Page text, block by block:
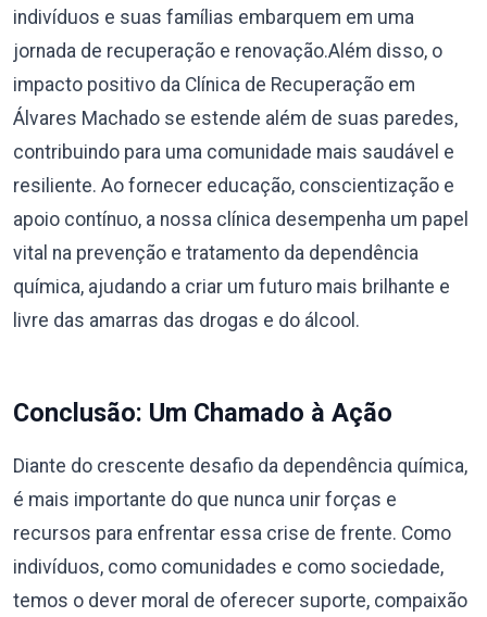
indivíduos e suas famílias embarquem em uma
jornada de recuperação e renovação.Além disso, o
impacto positivo da Clínica de Recuperação em
Álvares Machado se estende além de suas paredes,
contribuindo para uma comunidade mais saudável e
resiliente. Ao fornecer educação, conscientização e
apoio contínuo, a nossa clínica desempenha um papel
vital na prevenção e tratamento da dependência
química, ajudando a criar um futuro mais brilhante e
livre das amarras das drogas e do álcool.
Conclusão: Um Chamado à Ação
Diante do crescente desafio da dependência química,
é mais importante do que nunca unir forças e
recursos para enfrentar essa crise de frente. Como
indivíduos, como comunidades e como sociedade,
temos o dever moral de oferecer suporte, compaixão